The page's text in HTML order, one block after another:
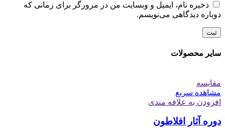
ذخیره نام، ایمیل و وبسایت من در مرورگر برای زمانی که
دوباره دیدگاهی می‌نویسم.
سایر محصولات
مقایسه
مشاهده سریع
افزودن به علاقه مندی
دوره آثار افلاطون